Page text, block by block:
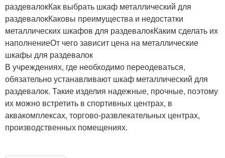
раздевалокКак выбрать шкаф металлический для
раздевалокКаковы преимущества и недостатки
металлических шкафов для раздевалокКаким сделать их
наполнениеОт чего зависит цена на металлические
шкафы для раздевалок
В учреждениях, где необходимо переодеваться,
обязательно устанавливают шкаф металлический для
раздевалок. Такие изделия надежные, прочные, поэтому
их можно встретить в спортивных центрах, в
аквакомплексах, торгово-развлекательных центрах,
производственных помещениях.